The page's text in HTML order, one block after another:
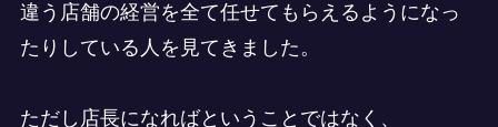
違う店舗の経営を全て任せてもらえるようになっ
たりしている人を見てきました。
ただし店長になればということではなく、